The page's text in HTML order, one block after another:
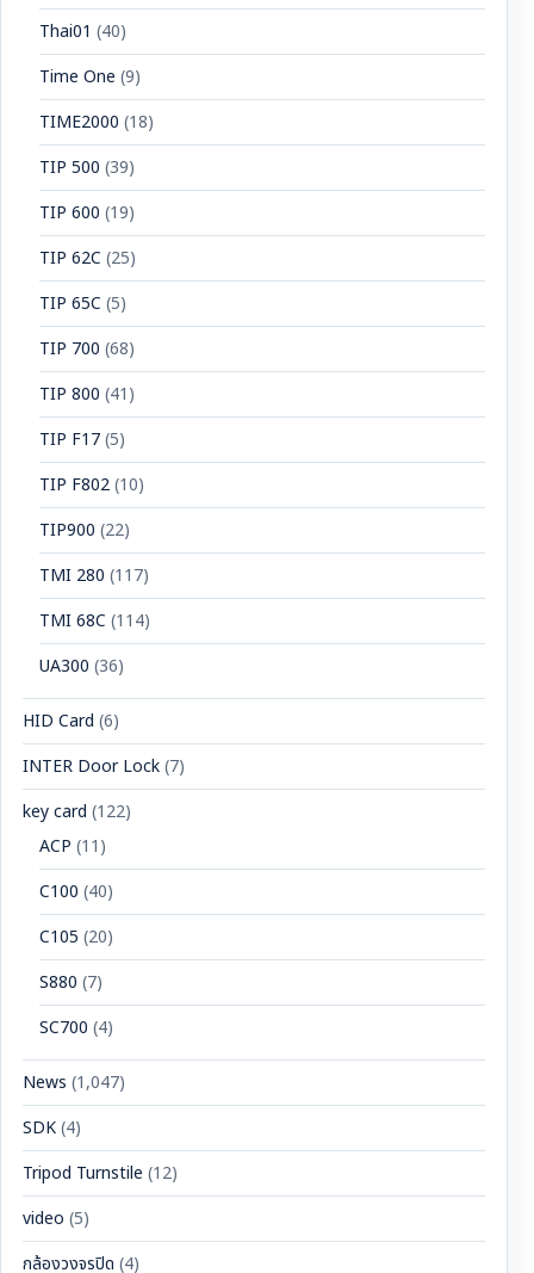
Thai01 (40)
Time One (9)
TIME2000 (18)
TIP 500 (39)
TIP 600 (19)
TIP 62C (25)
TIP 65C (5)
TIP 700 (68)
TIP 800 (41)
TIP F17(5)
TIP F802(10)
TIP900 (22)
TMI 280 (117)
TMI 68C (114)
UA300 (36)
HID Card (6)
INTER Door Lock(7)
key card (122)
ACP (11)
C100 (40)
C105 (20)
S880 (7)
SC700 (4)
News (1,047)
SDK(4)
Tripod Turnstile (12)
video (5)
กล้องวงจรปิด (4)